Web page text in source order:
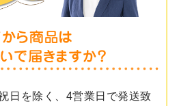
日を除く、4営業日で発送致